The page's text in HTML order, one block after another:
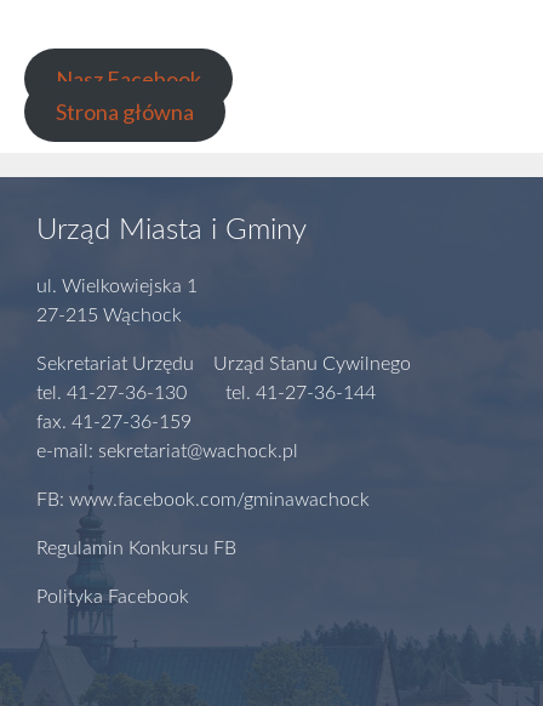
Nasz Facebook
Strona główna
Urząd Miasta i Gminy
ul. Wielkowiejska 1
27-215 Wąchock
Sekretariat Urzędu Urząd Stanu Cywilnego
tel. 41-27-36-130 tel. 41-27-36-144
fax. 41-27-36-159
e-mail: sekretariat@wachock.pl
FB: www.facebook.com/gminawachock
Regulamin Konkursu FB
Polityka Facebook